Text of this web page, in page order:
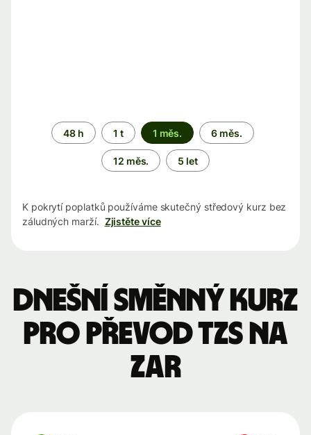
Časové
období
48 h 1 t 1 měs. 6 měs.
12 měs. 5 let
K pokrytí poplatků používáme skutečný středový kurz bez
záludných marží. Zjistěte více
Dnešní směnný kurz
pro převod TZS na
ZAR